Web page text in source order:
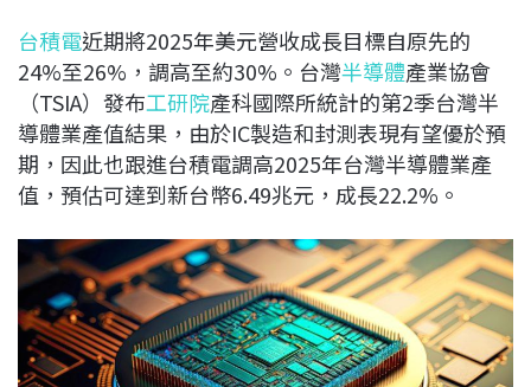
b
o
o
k
a
d
s
e
d
I
n
L
i
n
k
台積電近期將2025年美元營收成長目標自原先的
24%至26%，調高至約30%。台灣半導體產業協會
（TSIA）發布工研院產科國際所統計的第2季台灣半
導體業產值結果，由於IC製造和封測表現有望優於預
期，因此也跟進台積電調高2025年台灣半導體業產
值，預估可達到新台幣6.49兆元，成長22.2%。